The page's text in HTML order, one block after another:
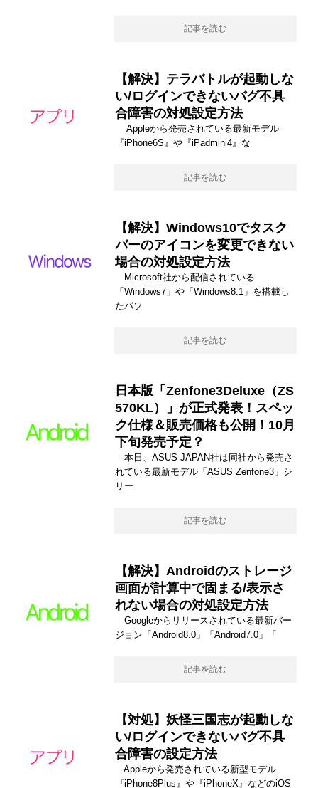
記事を読む
【解決】テラバトルが起動しな
い/ログインできないバグ不具
合障害の対処設定方法
Appleから発売されている最新モデル
『iPhone6S』や『iPadmini4』な
記事を読む
【解決】Windows10でタスク
バーのアイコンを変更できない
場合の対処設定方法
Microsoft社から配信されている
「Windows7」や「Windows8.1」を搭載し
たパソ
記事を読む
日本版「Zenfone3Deluxe（ZS
570KL）」が正式発表！スペッ
ク仕様＆販売価格も公開！10月
下旬発売予定？
本日、ASUS JAPAN社は同社から発売さ
れている最新モデル「ASUS Zenfone3」シ
リー
記事を読む
【解決】Androidのストレージ
画面が計算中で固まる/表示さ
れない場合の対処設定方法
Googleからリリースされている最新バー
ジョン「Android8.0」「Android7.0」「
記事を読む
【対処】妖怪三国志が起動しな
い/ログインできないバグ不具
合障害の設定方法
Appleから発売されている新型モデル
『iPhone8Plus』や『iPhoneX』などのiOS